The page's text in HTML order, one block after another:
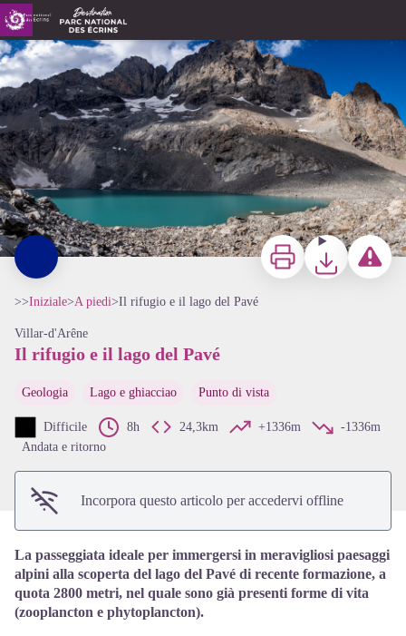
Il rifugio e il lago del Pavé
View picture in full screen
StampaScaricareSegnala
>>Iniziale>A piedi>Il rifugio e il lago del Pavé
Villar-d'Arêne
Il rifugio e il lago del Pavé
Geologia Lago e ghiacciao Punto di vista
Difficile 8h 24,3km +1336m
-1336m
Andata e ritorno
Incorpora questo articolo per accedervi offline
La passeggiata ideale per immergersi in meravigliosi paesaggi
alpini alla scoperta del lago del Pavé di recente formazione, a
quota 2800 metri, nel quale sono già presenti forme di vita
(zooplancton e phytoplancton).